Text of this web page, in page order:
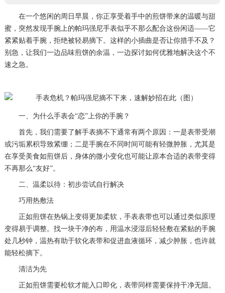
在一个悠闲的周日早晨，你正享受着手中的煎饼带来的温暖与甜
蜜，突然发现手腕上的帕玛强尼手表似乎不那么配合这份闲适——它
紧紧贴着手腕，拒绝被轻易摘下。这样的小插曲是否让你措手不及？
别急，让我们一边品味煎饼的余温，一边探讨如何优雅地解决这个不
速之急。
一、为什么手表会“恋”上你的手腕？
首先，我们需要了解手表摘不下通常有两个原因：一是表带受潮
或污垢累积导致紧绷；二是手腕在不同时间可能有轻微肿胀，尤其是
在享受美食如煎饼后，身体的微小变化也可能让原本合适的表带变得
不再那么“友好”。
二、温柔以待：初步尝试自行解决
巧用热敷法
正如煎饼在热锅上变得更加柔软，手表表带也可以通过类似原理
变得易于调整。找一块干净的布，用温水浸湿后轻轻敷在紧贴的手腕
处几秒钟，温热有助于软化表带和促进血液循环，减少肿胀，也许就
能轻松摘下。
清洁为先
正如煎饼需要松软才能入口即化，表带同样需要保持干净无阻。